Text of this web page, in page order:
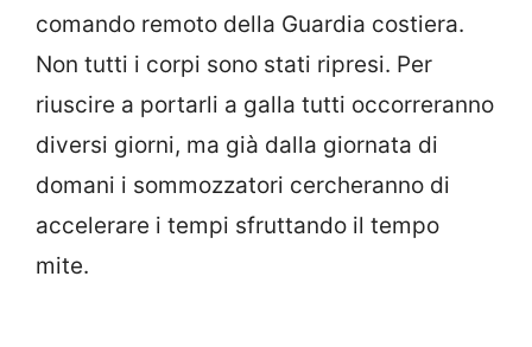
comando remoto della Guardia costiera.
Non tutti i corpi sono stati ripresi. Per
riuscire a portarli a galla tutti occorreranno
diversi giorni, ma già dalla giornata di
domani i sommozzatori cercheranno di
accelerare i tempi sfruttando il tempo
mite.